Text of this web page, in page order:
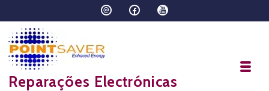
Reparações Electrónicas